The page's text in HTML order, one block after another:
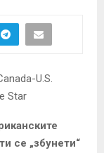
се „збунети“